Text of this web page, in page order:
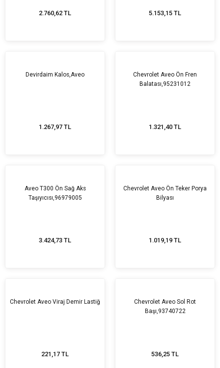
2.760,62 TL 5.153,15 TL
Devirdaim Kalos,Aveo
1.267,97 TL
Chevrolet Aveo Ön Fren
Balatası,95231012
1.321,40 TL
Aveo T300 Ön Sağ Aks
Taşıyıcısı,96979005
3.424,73 TL
Chevrolet Aveo Ön Teker Porya
Bilyası
1.019,19 TL
Chevrolet Aveo Viraj Demir Lastiğ
221,17 TL
Chevrolet Aveo Sol Rot
Başı,93740722
536,25 TL